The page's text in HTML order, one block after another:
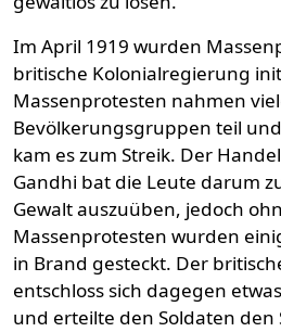
Im April 1919 wurden
britische Kolonialregierung
Massenprotesten nahmen
Bevölkerungsgruppen teil
kam es zum Streik. Der
Gandhi bat die Leute darum
Gewalt auszuüben, jedoch
Massenprotesten wurden
in Brand gesteckt. Der
entschloss sich dagegen
und erteilte den Soldaten den